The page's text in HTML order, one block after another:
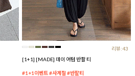
리뷰:43
[1+1] [MADE] 데이 어텀 반팔 티
#1+1이벤트 #사계절 #반팔티